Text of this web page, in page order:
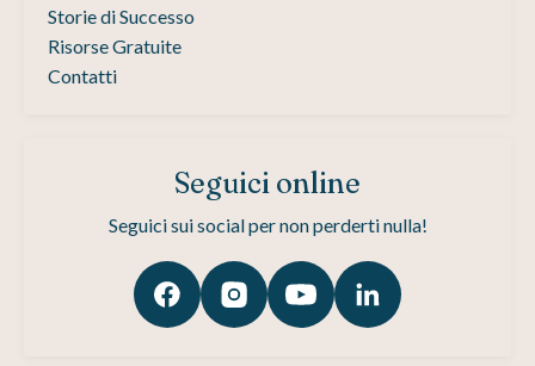
Storie di Successo
Risorse Gratuite
Contatti
Seguici online
Seguici sui social per non perderti nulla!